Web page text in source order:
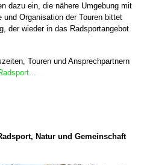
dazu ein, die nähere Umgebung mit
Organisation der Touren bittet
der wieder in das Radsportangebot
Touren und Ansprechpartnern
Natur und Gemeinschaft